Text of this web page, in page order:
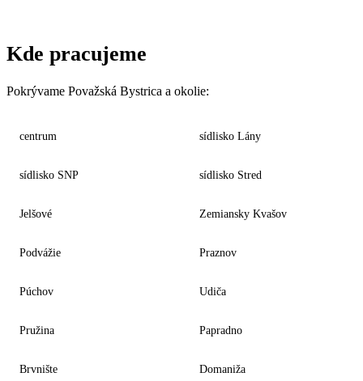
Kde pracujeme
Pokrývame Považská Bystrica a okolie:
centrum sídlisko Lány
sídlisko SNP sídlisko Stred
Jelšové Zemiansky Kvašov
Podvážie Praznov
Púchov Udiča
Pružina Papradno
Brvnište Domaniža